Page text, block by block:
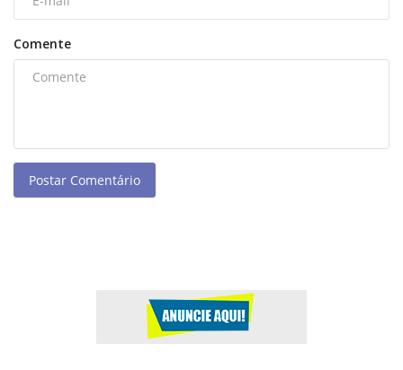
Comente
Postar Comentário